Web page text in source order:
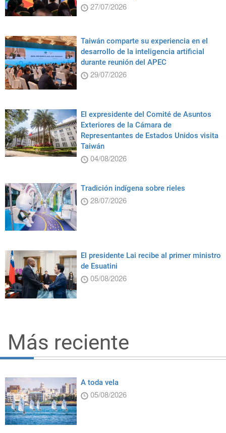
27/07/2026
Taiwán comparte su experiencia en el
desarrollo de la inteligencia artificial
durante reunión del APEC
29/07/2026
El expresidente del Comité de Asuntos
Exteriores de la Cámara de
Representantes de Estados Unidos visita
Taiwán
04/08/2026
Tradición indígena sobre rieles
28/07/2026
El presidente Lai recibe al primer ministro
de Esuatini
05/08/2026
Más reciente
A toda vela
05/08/2026